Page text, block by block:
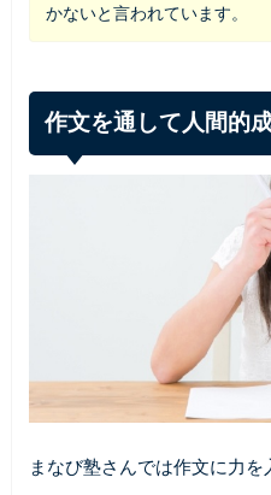
かないと言われています。
作文を通して人間的
まなび塾さんでは作文に力を